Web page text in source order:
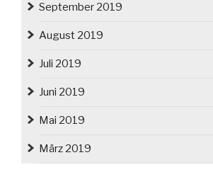
September 2019
August 2019
Juli 2019
Juni 2019
Mai 2019
März 2019